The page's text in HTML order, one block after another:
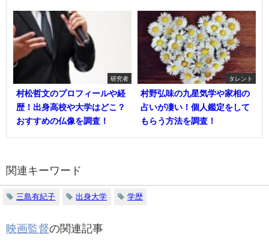
研究者
村松哲文のプロフィールや経
歴！出身高校や大学はどこ？
おすすめの仏像を調査！
タレント
村野弘味の九星気学や家相の
占いが凄い！個人鑑定をして
もらう方法を調査！
関連キーワード
三島有紀子 出身大学 学歴
映画監督の関連記事